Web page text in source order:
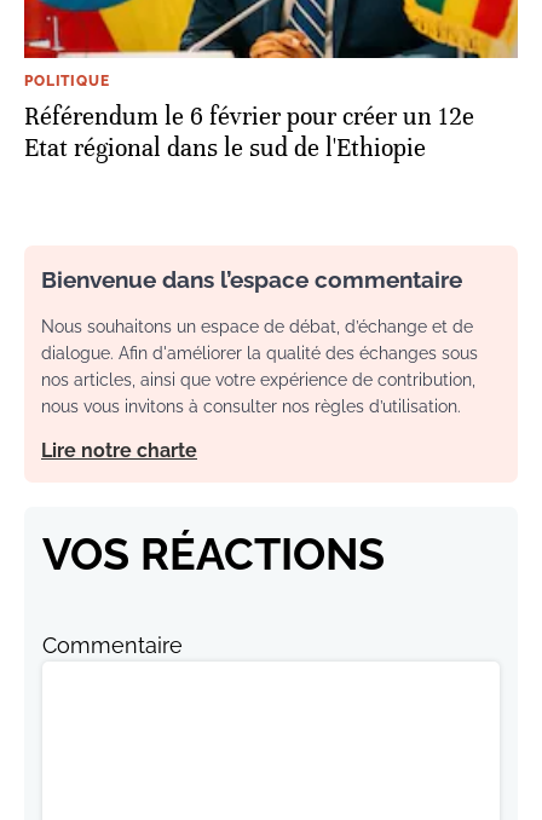
POLITIQUE
Référendum le 6 février pour créer un 12e
Etat régional dans le sud de l'Ethiopie
Bienvenue dans l’espace commentaire
Nous souhaitons un espace de débat, d’échange et de
dialogue. Afin d'améliorer la qualité des échanges sous
nos articles, ainsi que votre expérience de contribution,
nous vous invitons à consulter nos règles d’utilisation.
Lire notre charte
VOS RÉACTIONS
Commentaire